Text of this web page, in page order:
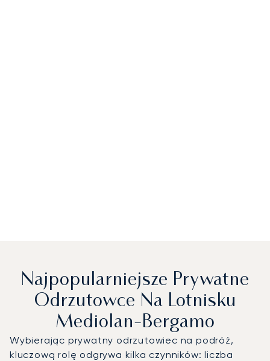
Najpopularniejsze Prywatne
Odrzutowce Na Lotnisku
Mediolan-Bergamo
Wybierając prywatny odrzutowiec na podróż,
kluczową rolę odgrywa kilka czynników: liczba